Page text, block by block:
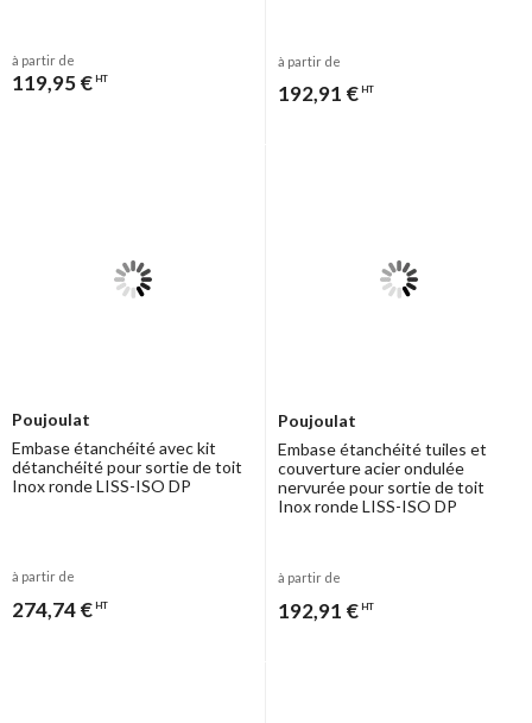
à partir de
119,95 € HT
à partir de
192,91 € HT
Poujoulat
Embase étanchéité avec kit
détanchéité pour sortie de toit
Inox ronde LISS-ISO DP
à partir de
274,74 € HT
Poujoulat
Embase étanchéité tuiles et
couverture acier ondulée
nervurée pour sortie de toit
Inox ronde LISS-ISO DP
à partir de
192,91 € HT